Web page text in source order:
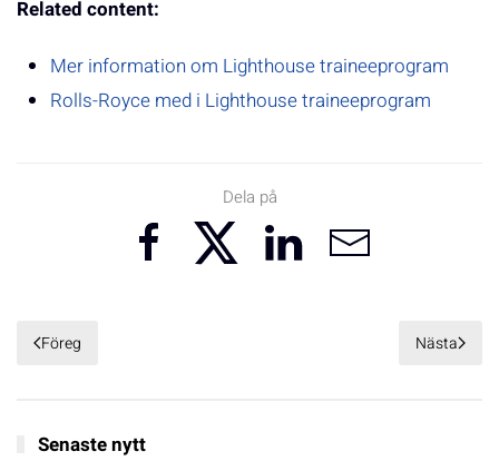
Related content:
Mer information om Lighthouse traineeprogram
Rolls-Royce med i Lighthouse traineeprogram
Dela på
Föreg Nästa
Senaste nytt